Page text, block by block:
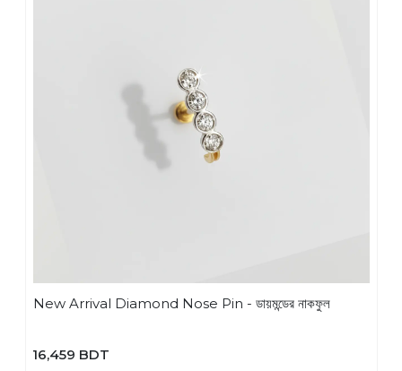
New Arrival Diamond Nose Pin - ডায়মন্ডের নাকফুল
16,459 BDT